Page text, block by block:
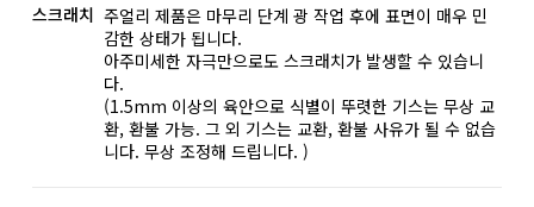
스크래치 주얼리 제품은 마무리 단계 광 작업 후에 표면이 매우 민
감한 상태가 됩니다.
아주미세한 자극만으로도 스크래치가 발생할 수 있습니
다.
(1.5mm 이상의 육안으로 식별이 뚜렷한 기스는 무상 교
환, 환불 가능. 그 외 기스는 교환, 환불 사유가 될 수 없습
니다. 무상 조정해 드립니다. )